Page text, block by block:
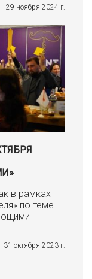
29 ноября 2024 г.
в рамках
по теме
31 октября 2023 г.